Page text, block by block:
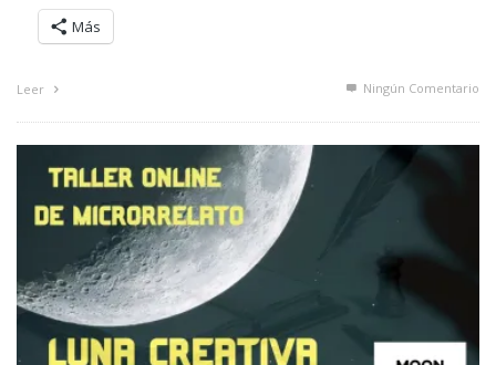
Más
Leer Ningún Comentario